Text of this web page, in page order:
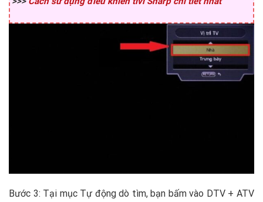
Bước 3: Tại mục Tự động dò tìm, bạn bấm vào DTV + ATV